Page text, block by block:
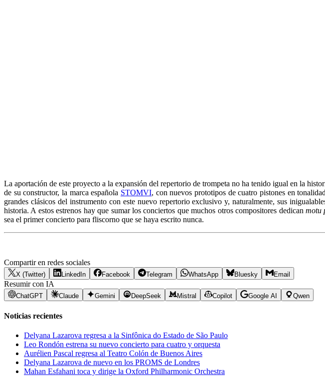
La aportación de este proyecto a la expansión del repertorio de trompeta no ha tenido igual en la
de su constructor, la marca española STOMVI, con nuevos prototipos de cuatro pistones en
grandes clásicos del instrumento con este nuevo repertorio exclusivo y, naturalmente, sus
historia. A estos estrenos hay que sumar los conciertos que muchos otros compositores dedican motu
sea el primer concierto para fliscorno que se haya escrito nunca.
Compartir en redes sociales
X (Twitter) LinkedIn Facebook Telegram WhatsApp Bluesky Email
Resumir con IA
ChatGPT Claude Gemini DeepSeek Mistral Copilot Google AI Qwen
Noticias recientes
Delyana Lazarova regresa a la Sinfônica do Estado de São Paulo
Leo Rondón estrena su nuevo concierto para cuatro y orquesta
Aurélien Pascal regresa al Teatro Colón de Buenos Aires
Delyana Lazarova de nuevo en los PROMS de Londres
Mahan Esfahani toca y dirige la Oxford Philharmonic Orchestra